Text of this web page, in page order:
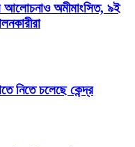
আলোচনাও অমীমাংসিত, ৯ই
নিতে চলেছে কেন্দ্র